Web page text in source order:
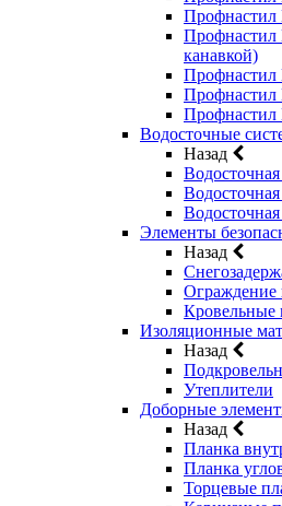
Профнастил
Профнастил
канавкой)
Профнастил
Профнастил
Профнастил
Водосточные
Назад
Элементы
Назад
Ограждение
Кровельные
Изоляционные
Назад
Утеплители
Доборные
Назад
Планка
Планка
Торцевые